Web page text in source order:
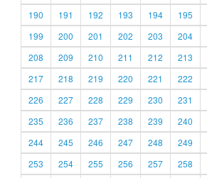
190
191 192 193 194 195
199
200 201 202 203 204
208
209 210 211 212 213
217
218 219 220 221 222
226
227 228 229 230 231
235
236 237 238 239 240
244
245 246 247 248 249
253
254 255 256 257 258